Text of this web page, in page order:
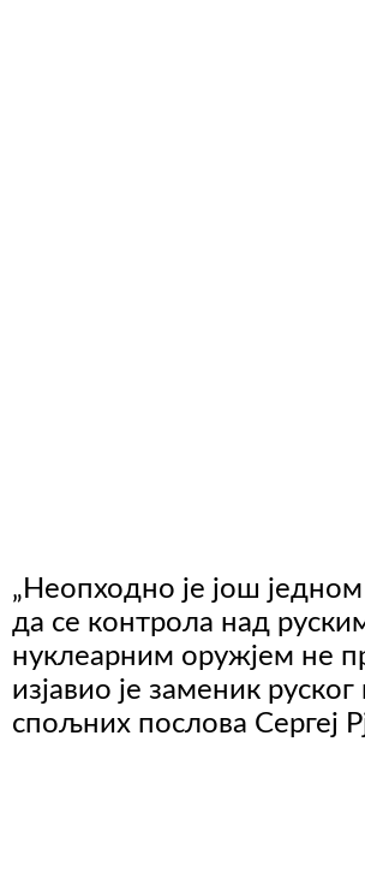
„Неопходно је још
да се контрола над
нуклеарним оружјем не
изјавио је заменик
спољних послова Сергеј